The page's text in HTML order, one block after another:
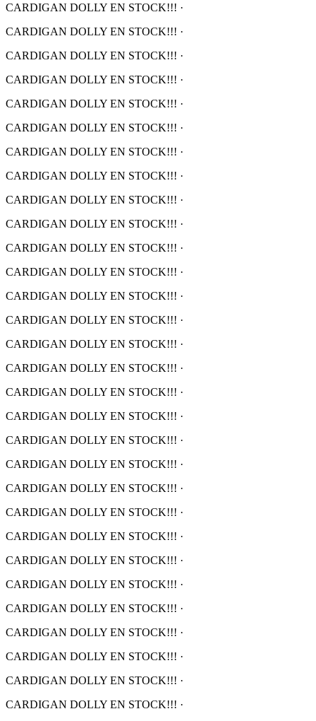
CARDIGAN DOLLY EN STOCK!!! ·
CARDIGAN DOLLY EN STOCK!!! ·
CARDIGAN DOLLY EN STOCK!!! ·
CARDIGAN DOLLY EN STOCK!!! ·
CARDIGAN DOLLY EN STOCK!!! ·
CARDIGAN DOLLY EN STOCK!!! ·
CARDIGAN DOLLY EN STOCK!!! ·
CARDIGAN DOLLY EN STOCK!!! ·
CARDIGAN DOLLY EN STOCK!!! ·
CARDIGAN DOLLY EN STOCK!!! ·
CARDIGAN DOLLY EN STOCK!!! ·
CARDIGAN DOLLY EN STOCK!!! ·
CARDIGAN DOLLY EN STOCK!!! ·
CARDIGAN DOLLY EN STOCK!!! ·
CARDIGAN DOLLY EN STOCK!!! ·
CARDIGAN DOLLY EN STOCK!!! ·
CARDIGAN DOLLY EN STOCK!!! ·
CARDIGAN DOLLY EN STOCK!!! ·
CARDIGAN DOLLY EN STOCK!!! ·
CARDIGAN DOLLY EN STOCK!!! ·
CARDIGAN DOLLY EN STOCK!!! ·
CARDIGAN DOLLY EN STOCK!!! ·
CARDIGAN DOLLY EN STOCK!!! ·
CARDIGAN DOLLY EN STOCK!!! ·
CARDIGAN DOLLY EN STOCK!!! ·
CARDIGAN DOLLY EN STOCK!!! ·
CARDIGAN DOLLY EN STOCK!!! ·
CARDIGAN DOLLY EN STOCK!!! ·
CARDIGAN DOLLY EN STOCK!!! ·
CARDIGAN DOLLY EN STOCK!!! ·